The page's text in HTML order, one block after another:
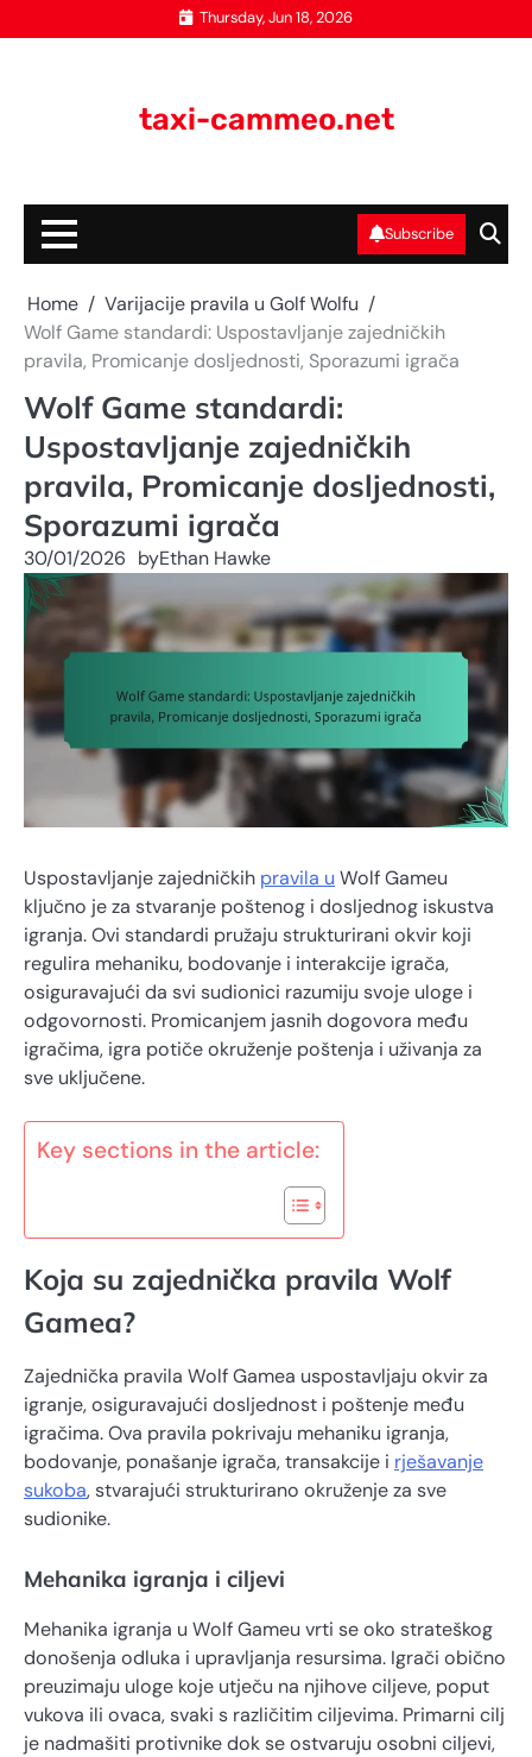
to
Thursday, Jun 18, 2026
taxi-cammeo.net
Subscribe
Home
Varijacije pravila u Golf Wolfu
Wolf Game standardi: Uspostavljanje zajedničkih
pravila, Promicanje dosljednosti, Sporazumi igrača
Wolf Game standardi:
Uspostavljanje zajedničkih
pravila, Promicanje dosljednosti,
Sporazumi igrača
30/01/2026 byEthan Hawke
Uspostavljanje zajedničkih pravila u Wolf Gameu
ključno je za stvaranje poštenog i dosljednog iskustva
igranja. Ovi standardi pružaju strukturirani okvir koji
regulira mehaniku, bodovanje i interakcije igrača,
osiguravajući da svi sudionici razumiju svoje uloge i
odgovornosti. Promicanjem jasnih dogovora među
igračima, igra potiče okruženje poštenja i uživanja za
sve uključene.
Key sections in the article:
Koja su zajednička pravila Wolf
Gamea?
Zajednička pravila Wolf Gamea uspostavljaju okvir za
igranje, osiguravajući dosljednost i poštenje među
igračima. Ova pravila pokrivaju mehaniku igranja,
bodovanje, ponašanje igrača, transakcije i rješavanje
sukoba, stvarajući strukturirano okruženje za sve
sudionike.
Mehanika igranja i ciljevi
Mehanika igranja u Wolf Gameu vrti se oko strateškog
donošenja odluka i upravljanja resursima. Igrači obično
preuzimaju uloge koje utječu na njihove ciljeve, poput
vukova ili ovaca, svaki s različitim ciljevima. Primarni cilj
je nadmašiti protivnike dok se ostvaruju osobni ciljevi,